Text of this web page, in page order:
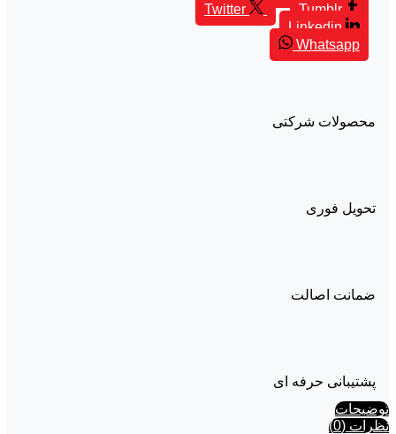
Twitter
Tumblr
Linkedin
Whatsapp
محصولات شرکتی
تحویل فوری
ضمانت اصالت
پشتیبانی حرفه ای
توضیحات
نظرات (0)